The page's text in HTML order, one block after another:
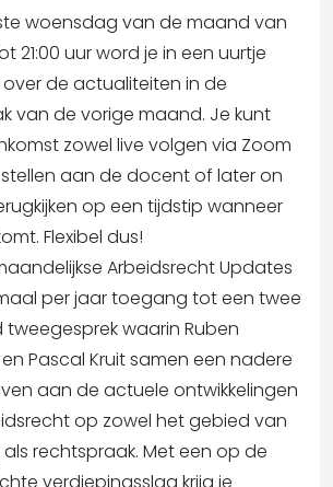
woensdag van de maand van
21:00 uur word je in een uurtje
de actualiteiten in de
van de vorige maand. Je kunt
zowel live volgen via Zoom
aan de docent of later on
op een tijdstip wanneer
Flexibel dus!
Arbeidsrecht Updates
per jaar toegang tot een twee
tweegesprek waarin Ruben
Pascal Kruit samen een nadere
aan de actuele ontwikkelingen
op zowel het gebied van
rechtspraak. Met een op de
verdiepingsslag krijg je